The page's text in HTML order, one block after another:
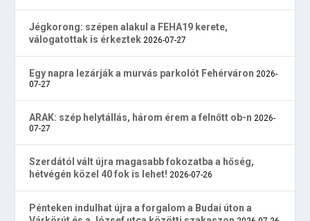
Jégkorong: szépen alakul a FEHA19 kerete,
válogatottak is érkeztek 2026-07-27
Egy napra lezárják a murvás parkolót Fehérváron 2026-
07-27
ARAK: szép helytállás, három érem a felnőtt ob-n 2026-
07-27
Szerdától vált újra magasabb fokozatba a hőség,
hétvégén közel 40 fok is lehet! 2026-07-26
Pénteken indulhat újra a forgalom a Budai úton a